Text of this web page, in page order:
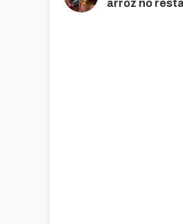
arroz no